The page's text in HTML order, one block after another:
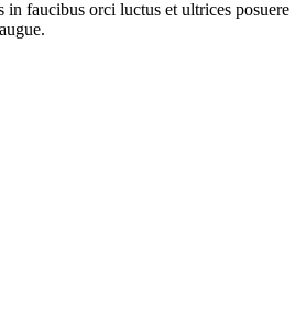
in faucibus orci luctus et ultrices posuere